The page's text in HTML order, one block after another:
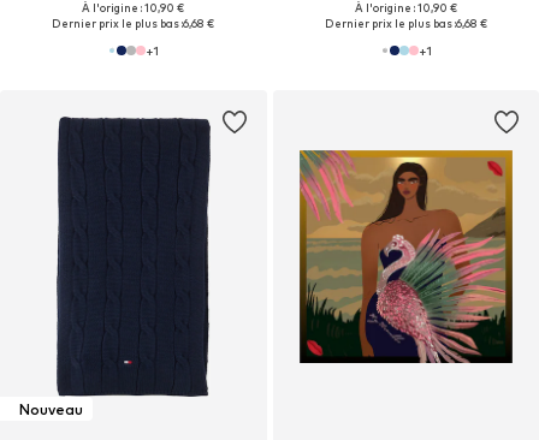
À l'origine : 10,90 €
Dernier prix le plus bas :6,68 €
+1
À l'origine : 10,90 €
Dernier prix le plus bas :6,68 €
+1
Nouveau